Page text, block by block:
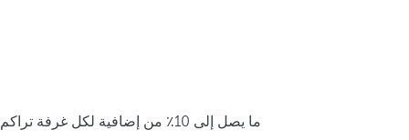
ما يصل إلى 10٪ من إضافية لكل غرفة تراكم